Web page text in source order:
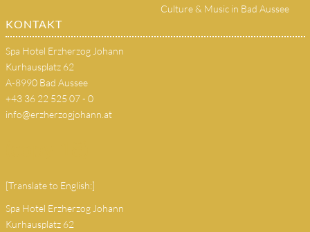
Culture & Music in Bad Aussee
KONTAKT
Spa Hotel Erzherzog Johann
Kurhausplatz 62
A-8990 Bad Aussee
+43 36 22 525 07 - 0
info@erzherzogjohann.at
[Translate to English:]
Spa Hotel Erzherzog Johann
Kurhausplatz 62